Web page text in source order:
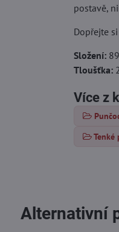
postavě,
Dopřejte
Složení:
Tloušťka:
Více z
Tenké
Alternativní